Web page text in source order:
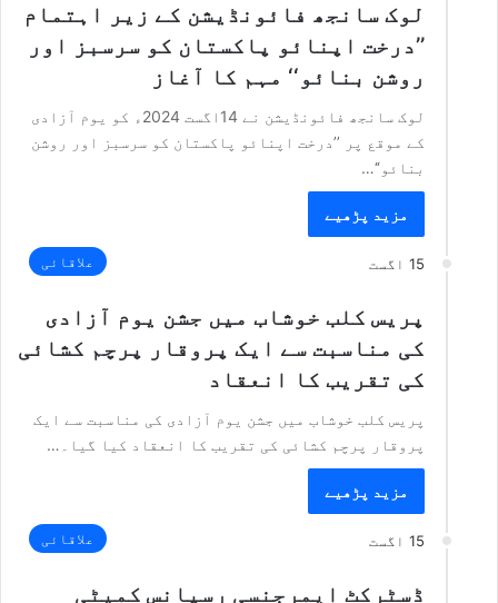
لوک سانجھ فائونڈیشن کے زیر اہتمام
’’درخت اپنائو پاکستان کو سرسبز اور
روشن بنائو‘‘ مہم کا آغاز
لوک سانجھ فائونڈیشن نے 14اگست 2024ء کو یوم آزادی
کے موقع پر ’’درخت اپنائو پاکستان کو سرسبز اور روشن
بنائو‘‘…
مزید پڑھیے
15 اگست علاقائی
پریس کلب خوشاب میں جشن یوم آزادی
کی مناسبت سے ایک پروقار پرچم کشائی
کی تقریب کا انعقاد
پریس کلب خوشاب میں جشن یوم آزادی کی مناسبت سے ایک
پروقار پرچم کشائی کی تقریب کا انعقاد کیا گیا۔…
مزید پڑھیے
15 اگست علاقائی
ڈسٹرکٹ ایمرجنسی رسپانس کمیٹی